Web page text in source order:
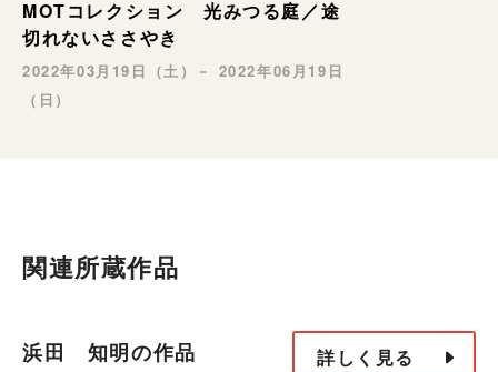
MOTコレクション 光みつる庭／途
切れないささやき
2022年03月19日（土）－ 2022年06月19日
（日）
関連所蔵作品
浜田 知明の作品 詳しく見る